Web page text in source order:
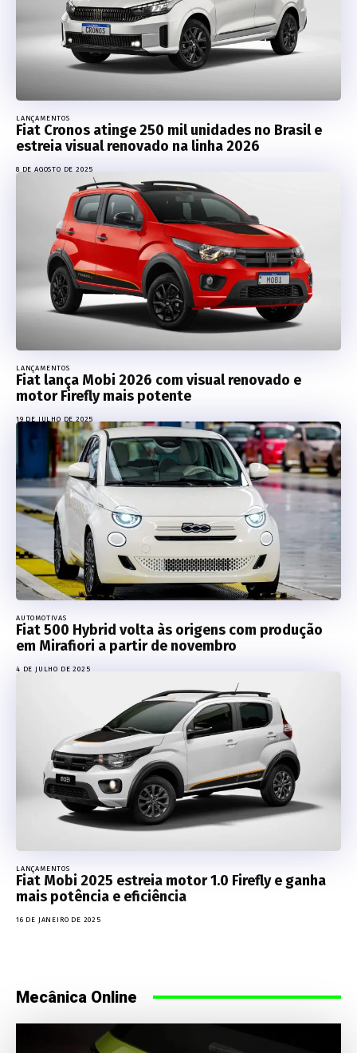
LANÇAMENTOS
Fiat Cronos atinge 250 mil unidades no Brasil e
estreia visual renovado na linha 2026
8 DE AGOSTO DE 2025
LANÇAMENTOS
Fiat lança Mobi 2026 com visual renovado e
motor Firefly mais potente
19 DE JULHO DE 2025
AUTOMOTIVAS
Fiat 500 Hybrid volta às origens com produção
em Mirafiori a partir de novembro
4 DE JULHO DE 2025
LANÇAMENTOS
Fiat Mobi 2025 estreia motor 1.0 Firefly e ganha
mais potência e eficiência
16 DE JANEIRO DE 2025
Mecânica Online